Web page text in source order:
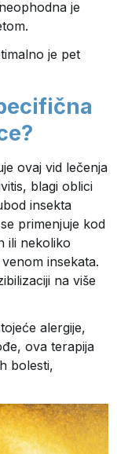
je
je pet
ovaj vid lečenja
blagi oblici
insekta
primenjuje kod
ili nekoliko
insekata.
na više
alergije,
ova terapija
bolesti,